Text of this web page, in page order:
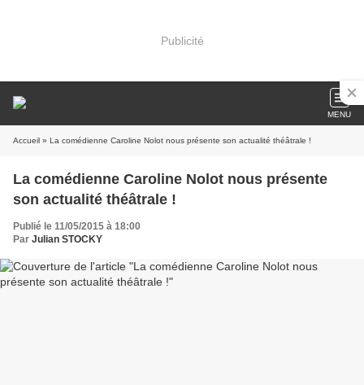
Publicité
MENU
Accueil » La comédienne Caroline Nolot nous présente son actualité théâtrale !
La comédienne Caroline Nolot nous présente
son actualité théâtrale !
Publié le 11/05/2015 à 18:00
Par Julian STOCKY